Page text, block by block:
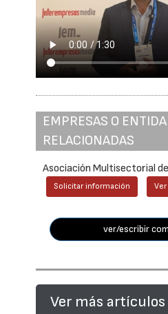
EMPRESAS O
RELACIONADAS
Asociación Multisectorial
Solicitar información
ver/escribir
Ver más artículos